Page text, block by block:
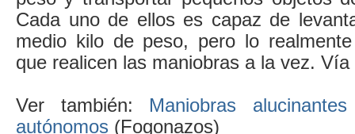
Cada uno de ellos es capaz de
medio kilo de peso, pero lo
que realicen las maniobras a la vez. Vía
Ver también: Maniobras
autónomos (Fogonazos)